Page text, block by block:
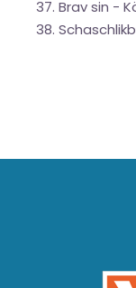
37. Brav sin -
38.